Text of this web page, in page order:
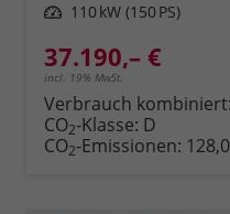
Leistung 110 kW (150 PS)
37.190,– €
incl. 19% MwSt.
Verbrauch kombiniert:
CO2-Klasse: D
CO2-Emissionen: